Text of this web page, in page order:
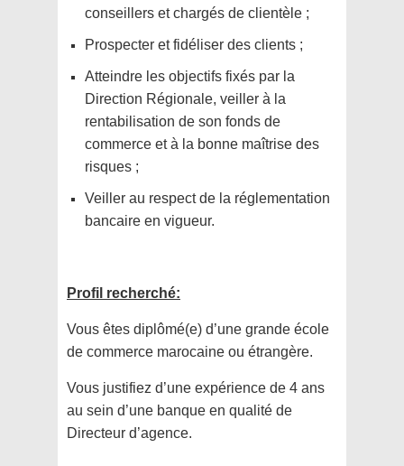
conseillers et chargés de clientèle ;
Prospecter et fidéliser des clients ;
Atteindre les objectifs fixés par la
Direction Régionale, veiller à la
rentabilisation de son fonds de
commerce et à la bonne maîtrise des
risques ;
Veiller au respect de la réglementation
bancaire en vigueur.
Profil recherché:
Vous êtes diplômé(e) d’une grande école
de commerce marocaine ou étrangère.
Vous justifiez d’une expérience de 4 ans
au sein d’une banque en qualité de
Directeur d’agence.